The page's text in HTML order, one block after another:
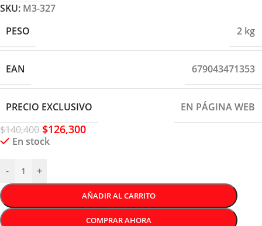
SKU: M3-327
PESO
2 kg
EAN 679043471353
PRECIO EXCLUSIVO
EN PÁGINA WEB
$140,400 $126,300
En stock
- +
AÑADIR AL CARRITO
COMPRAR AHORA